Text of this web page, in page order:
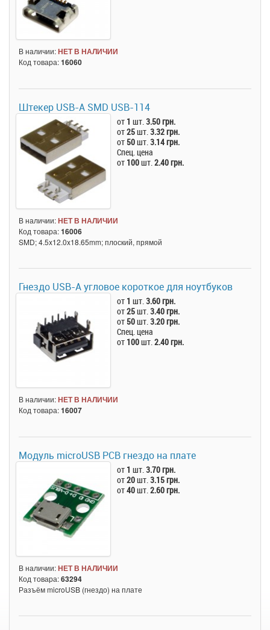
В наличии:НЕТ В НАЛИЧИИ
Код товара:16060
Штекер USB-A SMD USB-114
от 1 шт.3.50 грн.
от25шт.3.32 грн.
от 50шт.3.14 грн.
Спец. цена
от 100шт.2.40 грн.
В наличии:НЕТ В НАЛИЧИИ
Код товара:16006
SMD; 4.5x12.0x18.65mm; плоский, прямой
Гнездо USB-A угловое короткое для ноутбуков
от 1 шт.3.60 грн.
от25шт.3.40 грн.
от 50шт.3.20 грн.
Спец. цена
от 100шт.2.40 грн.
В наличии:НЕТ В НАЛИЧИИ
Код товара:16007
Модуль microUSB PCB гнездо на плате
от 1 шт.3.70 грн.
от20шт.3.15 грн.
от40шт.2.60 грн.
В наличии:НЕТ В НАЛИЧИИ
Код товара:63294
Разъём microUSB (гнездо) на плате